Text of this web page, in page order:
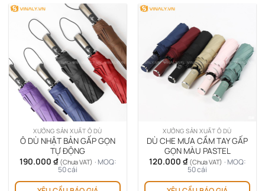
XƯỞNG SẢN XUẤT Ô DÙ
Ô DÙ NHẬT BẢN GẤP GỌN
TỰ ĐỘNG
190.000 ₫ (Chưa VAT) · MOQ:
50 cái
XƯỞNG SẢN XUẤT Ô DÙ
DÙ CHE MƯA CẦM TAY GẤP
GỌN MÀU PASTEL
120.000 ₫ (Chưa VAT) · MOQ:
50 cái